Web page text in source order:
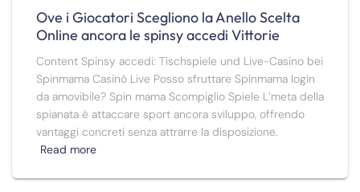
Ove i Giocatori Scegliono la Anello Scelta
Online ancora le spinsy accedi Vittorie
Content Spinsy accedi: Tischspiele und Live-Casino bei
Spinmama Casinò Live Posso sfruttare Spinmama login
da amovibile? Spin mama Scompiglio Spiele L’meta della
spianata è attaccare sport ancora sviluppo, offrendo
vantaggi concreti senza attrarre la disposizione.
Read more